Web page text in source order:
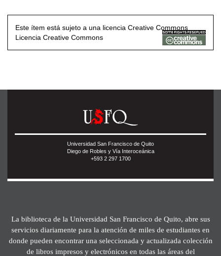
Este ítem está sujeto a una licencia Creative Commons
Licencia Creative Commons
Universidad San Francisco de Quito
Diego de Robles y Vía Interoceánica
+593 2 297 1700
La biblioteca de la Universidad San Francisco de Quito, abre sus
servicios diariamente para la atención de miles de estudiantes en
donde pueden encontrar una seleccionada y actualizada colección
de libros impresos y electrónicos en todas las áreas del